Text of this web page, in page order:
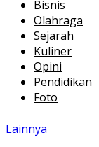
Bisnis
Olahraga
Sejarah
Kuliner
Opini
Pendidikan
Foto
Lainnya